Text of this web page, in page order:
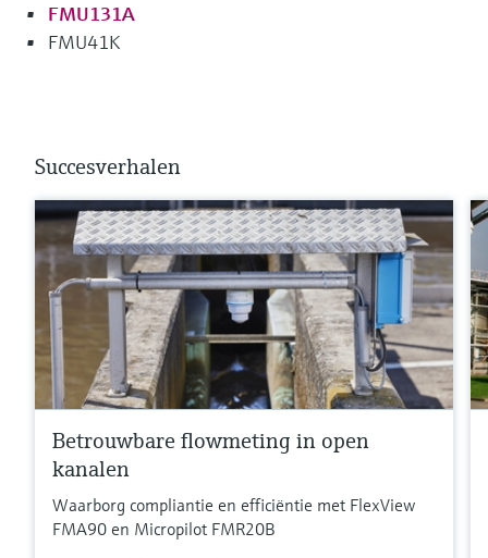
FMU131A
FMU41K
Succesverhalen
Betrouwbare flowmeting in open
kanalen
Waarborg compliantie en efficiëntie met FlexView
FMA90 en Micropilot FMR20B